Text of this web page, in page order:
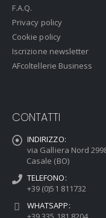
F.A.Q.
Privacy policy
Cookie policy
Iscrizione newsletter
AFcoltellerie Business
CONTATTI
INDIRIZZO:
via Galliera Nord
Casale (BO)
TELEFONO:
+39 (0)51 811732
WHATSAPP: